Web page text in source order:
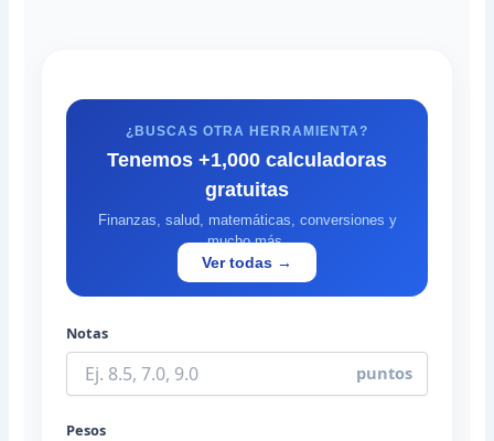
¿BUSCAS OTRA HERRAMIENTA?
Tenemos +1,000 calculadoras
gratuitas
Finanzas, salud, matemáticas, conversiones y
mucho más.
Ver todas →
Notas
puntos
Pesos